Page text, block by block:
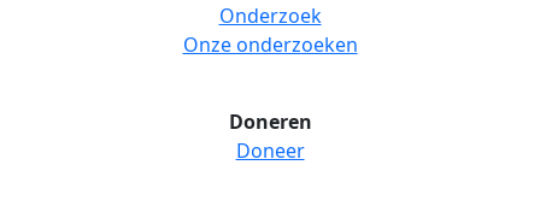
Onderzoek
Onze onderzoeken
Doneren
Doneer